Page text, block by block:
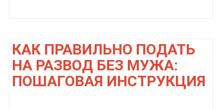
КАК ПРАВИЛЬНО ПОДАТЬ
НА РАЗВОД БЕЗ МУЖА:
ПОШАГОВАЯ ИНСТРУКЦИЯ